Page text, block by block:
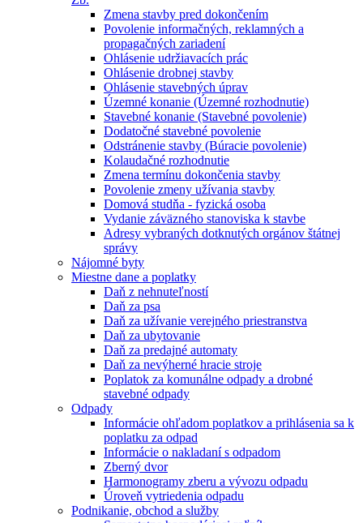
Zmena stavby pred dokončením
Povolenie informačných, reklamných a
propagačných zariadení
Ohlásenie udržiavacích prác
Ohlásenie drobnej stavby
Ohlásenie stavebných úprav
Územné konanie (Územné rozhodnutie)
Stavebné konanie (Stavebné povolenie)
Dodatočné stavebné povolenie
Odstránenie stavby (Búracie povolenie)
Kolaudačné rozhodnutie
Zmena termínu dokončenia stavby
Povolenie zmeny užívania stavby
Domová studňa - fyzická osoba
Vydanie záväzného stanoviska k stavbe
Adresy vybraných dotknutých orgánov štátnej
správy
Nájomné byty
Miestne dane a poplatky
Daň z nehnuteľností
Daň za psa
Daň za užívanie verejného priestranstva
Daň za ubytovanie
Daň za predajné automaty
Daň za nevýherné hracie stroje
Poplatok za komunálne odpady a drobné
stavebné odpady
Odpady
Informácie ohľadom poplatkov a prihlásenia sa k
poplatku za odpad
Informácie o nakladaní s odpadom
Zberný dvor
Harmonogramy zberu a vývozu odpadu
Úroveň vytriedenia odpadu
Podnikanie, obchod a služby